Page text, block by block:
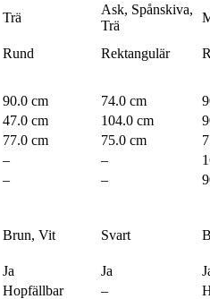
Trä
Ask, Spånskiva,
Trä
Rund Rektangulär
90.0 cm 74.0 cm
47.0 cm 104.0 cm
77.0 cm 75.0 cm
– –
– –
Brun, Vit Svart
Ja Ja
Hopfällbar –